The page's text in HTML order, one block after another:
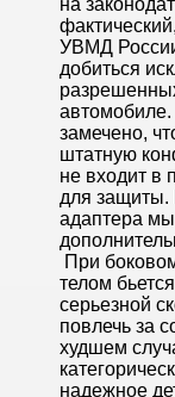
УВМД
добиться
замечено,
штатную
не входит в
для защиты.
адаптера мы
При
телом
серьезной
повлечь за
худшем
надежное